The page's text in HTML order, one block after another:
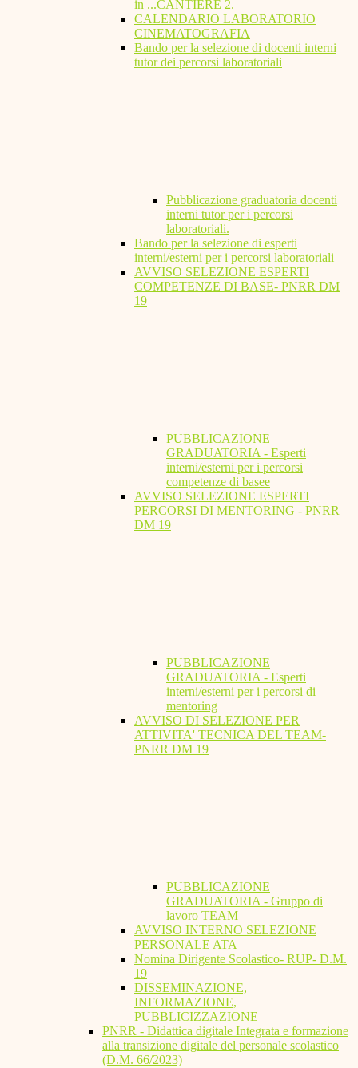
in ...CANTIERE 2.
CALENDARIO LABORATORIO
CINEMATOGRAFIA
Bando per la selezione di docenti interni
tutor dei percorsi laboratoriali
Pubblicazione graduatoria docenti
interni tutor per i percorsi
laboratoriali.
Bando per la selezione di esperti
interni/esterni per i percorsi laboratoriali
AVVISO SELEZIONE ESPERTI
COMPETENZE DI BASE- PNRR DM
19
PUBBLICAZIONE
GRADUATORIA - Esperti
interni/esterni per i percorsi
competenze di basee
AVVISO SELEZIONE ESPERTI
PERCORSI DI MENTORING - PNRR
DM 19
PUBBLICAZIONE
GRADUATORIA - Esperti
interni/esterni per i percorsi di
mentoring
AVVISO DI SELEZIONE PER
ATTIVITA' TECNICA DEL TEAM-
PNRR DM 19
PUBBLICAZIONE
GRADUATORIA - Gruppo di
lavoro TEAM
AVVISO INTERNO SELEZIONE
PERSONALE ATA
Nomina Dirigente Scolastico- RUP- D.M.
19
DISSEMINAZIONE,
INFORMAZIONE,
PUBBLICIZZAZIONE
PNRR - Didattica digitale Integrata e formazione
alla transizione digitale del personale scolastico
(D.M. 66/2023)